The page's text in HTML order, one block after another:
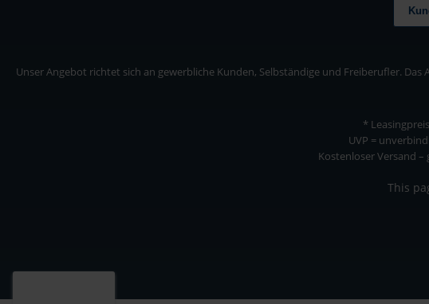
Unser Angebot richtet sich an gewerbliche Kunden, Selbständige und Freiberufler.
*
UVP =
Kostenloser Versand
This